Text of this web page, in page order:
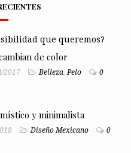
que queremos?
de color
2017 Belleza,Pelo 0
y minimalista
Diseño Mexicano 0